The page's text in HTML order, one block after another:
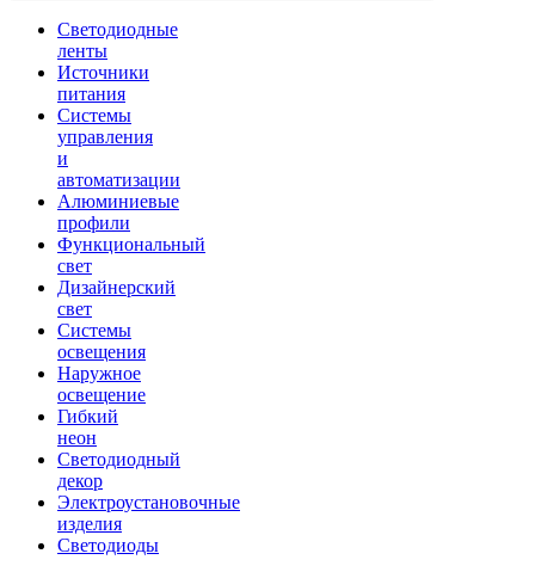
Светодиодные
ленты
Источники
питания
Системы
управления
и
автоматизации
Алюминиевые
профили
Функциональный
свет
Дизайнерский
свет
Системы
освещения
Наружное
освещение
Гибкий
неон
Светодиодный
декор
Электроустановочные
изделия
Светодиоды